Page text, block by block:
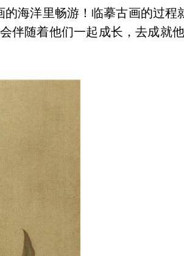
海洋里畅游！临摹古画的过程
伴随着他们一起成长，去成就他